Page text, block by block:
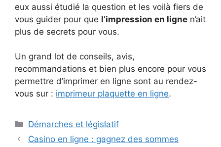
eux aussi étudié la question et les voilà fiers de
vous guider pour que l’impression en ligne n’ait
plus de secrets pour vous.
Un grand lot de conseils, avis,
recommandations et bien plus encore pour vous
permettre d’imprimer en ligne sont au rendez-
vous sur : imprimeur plaquette en ligne.
Catégories
Démarches et législatif
Casino en ligne : gagnez des sommes